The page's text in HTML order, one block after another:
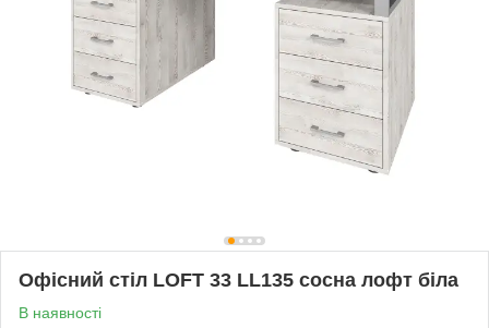
Офісний стіл LOFT 33 LL135 сосна лофт біла
В наявності